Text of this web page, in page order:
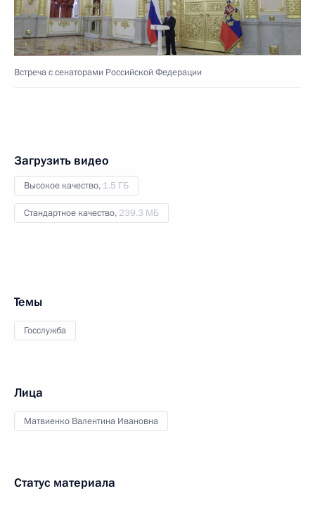
Встреча с сенаторами Российской Федерации
Загрузить видео
Высокое качество, 1.5 ГБ
Стандартное качество, 239.3 МБ
Темы
Госслужба
Лица
Матвиенко Валентина Ивановна
Статус материала